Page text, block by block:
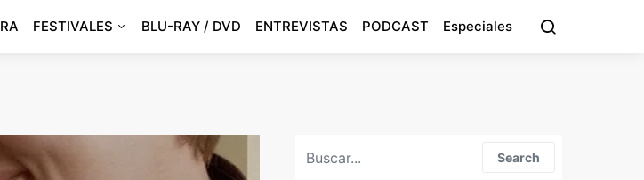
FESTIVALES BLU-RAY / DVD ENTREVISTAS PODCAST Especiales
Search